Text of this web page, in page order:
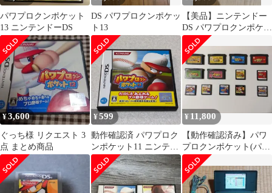
パワプロクンポケット
13 ニンテンドーDS
DS パワプロクンポケッ
ト13
【美品】ニンテンドー
DS パワプロクンポケッ
ト13
¥3,600
ぐっち様 リクエスト 3
点 まとめ商品
¥599
動作確認済 パワプロク
ンポケット11 ニンテン
ドーDS
¥11,800
【動作確認済み】パワ
プロクンポケット(パワ
ポケ) 1-14コンプリート
セット